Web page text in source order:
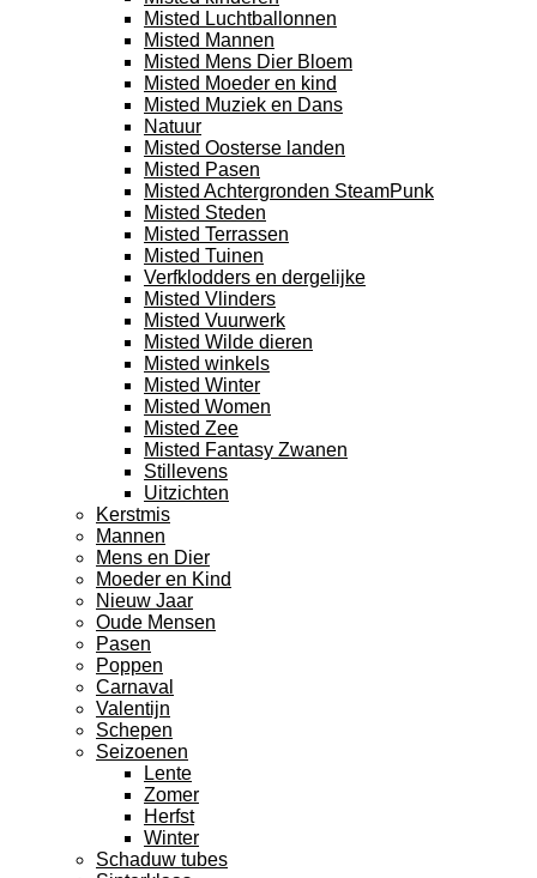
Misted Luchtballonnen
Misted Mannen
Misted Mens Dier Bloem
Misted Moeder en kind
Misted Muziek en Dans
Natuur
Misted Oosterse landen
Misted Pasen
Misted Achtergronden SteamPunk
Misted Steden
Misted Terrassen
Misted Tuinen
Verfklodders en dergelijke
Misted Vlinders
Misted Vuurwerk
Misted Wilde dieren
Misted winkels
Misted Winter
Misted Women
Misted Zee
Misted Fantasy Zwanen
Stillevens
Uitzichten
Kerstmis
Mannen
Mens en Dier
Moeder en Kind
Nieuw Jaar
Oude Mensen
Pasen
Poppen
Carnaval
Valentijn
Schepen
Seizoenen
Lente
Zomer
Herfst
Winter
Schaduw tubes